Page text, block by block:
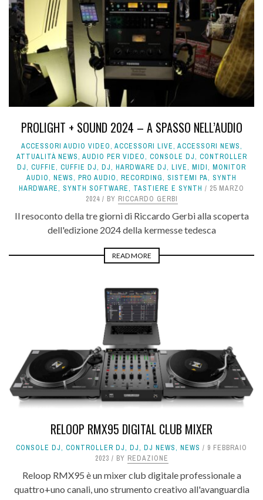
PROLIGHT + SOUND 2024 – A SPASSO NELL’AUDIO
ACCESSORI AUDIO VIDEO, ACCESSORI LIVE, ACCESSORI NEWS,
ATTUALITÀ NEWS, AUDIO PER VIDEO, CONSOLE DJ, CONTROLLER
DJ, CUFFIE, CUFFIE DJ, DJ, HARDWARE DJ, LIVE, MIDI, MONITOR
AUDIO, NEWS, PRO AUDIO, RECORDING, SISTEMI PA, SYNTH
HARDWARE, SYNTH SOFTWARE, TASTIERE E SYNTH
25 MARZO
2024
BY RICCARDO GERBI
Il resoconto della tre giorni di Riccardo Gerbi alla scoperta
dell'edizione 2024 della kermesse tedesca
READ MORE
RELOOP RMX95 DIGITAL CLUB MIXER
CONSOLE DJ, CONTROLLER DJ, DJ, DJ NEWS, NEWS
9 FEBBRAIO
2023
BY REDAZIONE
Reloop RMX95 è un mixer club digitale professionale a
quattro+uno canali, uno strumento creativo all'avanguardia